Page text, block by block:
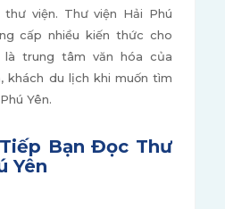
viện. Thư viện Hải Phú
cấp nhiều kiến thức cho
là trung tâm văn hóa của
khách du lịch khi muốn tìm
Yên.
Bạn Đọc Thư
Yên